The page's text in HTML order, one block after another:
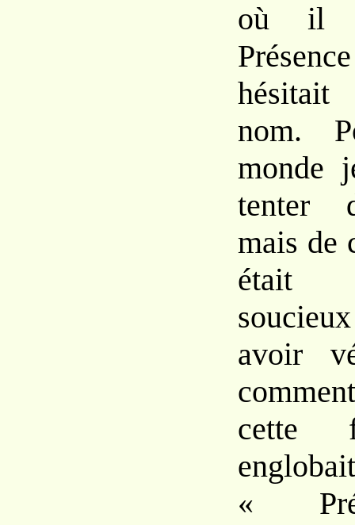
où il
nom.
monde
tenter
mais de
était
avoir
cette
«